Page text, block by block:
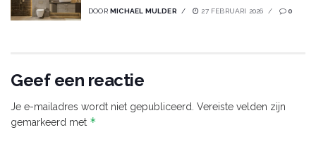
DOOR MICHAEL MULDER 27 FEBRUARI 2026 0
Geef een reactie
Je e-mailadres wordt niet gepubliceerd. Vereiste velden zijn
gemarkeerd met *